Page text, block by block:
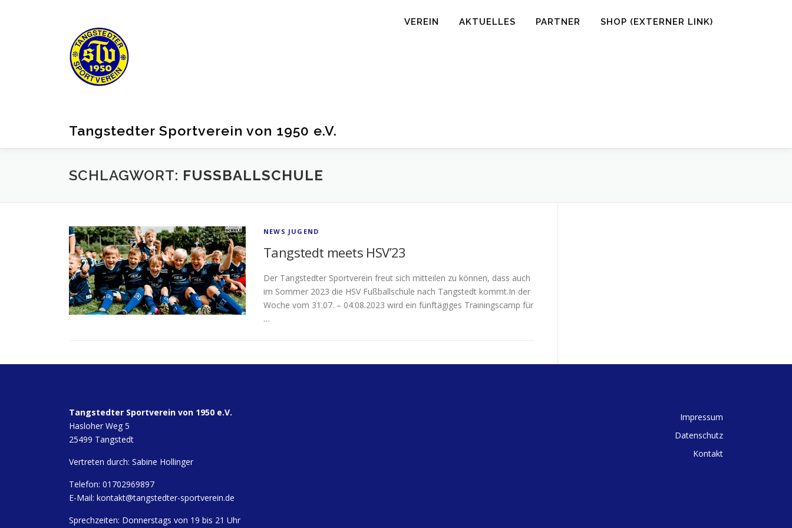
Tangstedter Sportverein von 1950 e.V.
VEREIN AKTUELLES PARTNER SHOP (EXTERNER LINK)
SCHLAGWORT: FUSSBALLSCHULE
NEWS JUGEND
Tangstedt meets HSV’23
Der Tangstedter Sportverein freut sich mitteilen zu können, dass auch
im Sommer 2023 die HSV Fußballschule nach Tangstedt kommt.In der
Woche vom 31.07. – 04.08.2023 wird ein fünftägiges Trainingscamp für
…
Tangstedter Sportverein von 1950 e.V.
Hasloher Weg 5
25499 Tangstedt
Vertreten durch: Sabine Hollinger
Telefon: 01702969897
E-Mail: kontakt@tangstedter-sportverein.de
Sprechzeiten: Donnerstags von 19 bis 21 Uhr
Impressum
Datenschutz
Kontakt